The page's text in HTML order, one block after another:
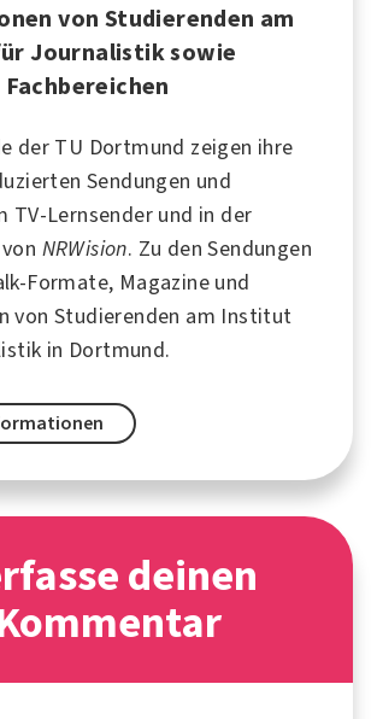
von Studierenden am
Journalistik sowie
der TU Dortmund zeigen ihre
Sendungen und
TV-Lernsender und in der
NRWision. Zu den Sendungen
Formate, Magazine und
von Studierenden am Institut
in Dortmund.
deinen